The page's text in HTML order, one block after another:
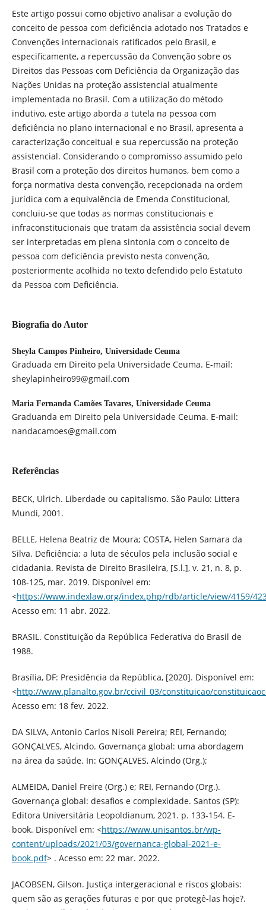
Este artigo possui como objetivo analisar a evolução do
conceito de pessoa com deficiência adotado nos Tratados e
Convenções internacionais ratificados pelo Brasil, e
especificamente, a repercussão da Convenção sobre os
Direitos das Pessoas com Deficiência da Organização das
Nações Unidas na proteção assistencial atualmente
implementada no Brasil. Com a utilização do método
indutivo, este artigo aborda a tutela na pessoa com
deficiência no plano internacional e no Brasil, apresenta a
caracterização conceitual e sua repercussão na proteção
assistencial. Considerando o compromisso assumido pelo
Brasil com a proteção dos direitos humanos, bem como a
força normativa desta convenção, recepcionada na ordem
jurídica com a equivalência de Emenda Constitucional,
concluiu-se que todas as normas constitucionais e
infraconstitucionais que tratam da assistência social devem
ser interpretadas em plena sintonia com o conceito de
pessoa com deficiência previsto nesta convenção,
posteriormente acolhida no texto defendido pelo Estatuto
da Pessoa com Deficiência.
Biografia do Autor
Sheyla Campos Pinheiro, Universidade Ceuma
Graduada em Direito pela Universidade Ceuma. E-mail:
sheylapinheiro99@gmail.com
Maria Fernanda Camões Tavares, Universidade Ceuma
Graduanda em Direito pela Universidade Ceuma. E-mail:
nandacamoes@gmail.com
Referências
BECK, Ulrich. Liberdade ou capitalismo. São Paulo: Littera
Mundi, 2001.
BELLE, Helena Beatriz de Moura; COSTA, Helen Samara da
Silva. Deficiência: a luta de séculos pela inclusão social e
cidadania. Revista de Direito Brasileira, [S.l.], v. 21, n. 8, p.
108-125, mar. 2019. Disponível em:
<https://www.indexlaw.org/index.php/rdb/article/view/4159/
Acesso em: 11 abr. 2022.
BRASIL. Constituição da República Federativa do Brasil de
1988.
Brasília, DF: Presidência da República, [2020]. Disponível em:
<http://www.planalto.gov.br/ccivil_03/constituicao/
Acesso em: 18 fev. 2022.
DA SILVA, Antonio Carlos Nisoli Pereira; REI, Fernando;
GONÇALVES, Alcindo. Governança global: uma abordagem
na área da saúde. In: GONÇALVES, Alcindo (Org.);
ALMEIDA, Daniel Freire (Org.) e; REI, Fernando (Org.).
Governança global: desafios e complexidade. Santos (SP):
Editora Universitária Leopoldianum, 2021. p. 133-154. E-
book. Disponível em: <https://www.unisantos.br/wp-
content/uploads/2021/03/governanca-global-2021-e-
book.pdf> . Acesso em: 22 mar. 2022.
JACOBSEN, Gilson. Justiça intergeracional e riscos globais:
quem são as gerações futuras e por que protegê-las hoje?.